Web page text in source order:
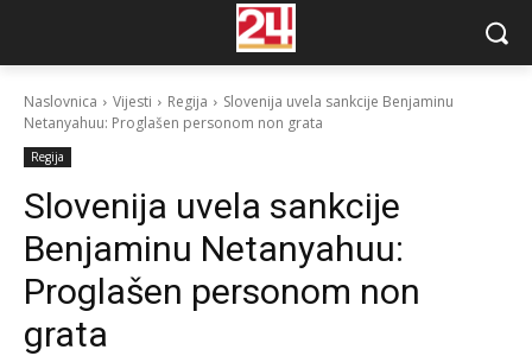
Naslovnica Vijesti Regija
Slovenija uvela sankcije Benjaminu
Netanyahuu: Proglašen personom non grata
Regija
Slovenija uvela sankcije
Benjaminu Netanyahuu:
Proglašen personom non
grata